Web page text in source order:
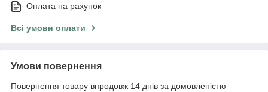
Оплата на рахунок
Всі умови оплати
Умови повернення
Повернення товару впродовж 14 днів за домовленістю